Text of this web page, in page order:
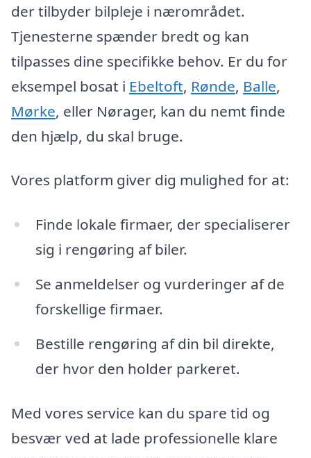
der tilbyder bilpleje i nærområdet.
Tjenesterne spænder bredt og kan
tilpasses dine specifikke behov. Er du for
eksempel bosat i Ebeltoft, Rønde, Balle,
Mørke, eller Nørager, kan du nemt finde
den hjælp, du skal bruge.
Vores platform giver dig mulighed for at:
Finde lokale firmaer, der specialiserer
sig i rengøring af biler.
Se anmeldelser og vurderinger af de
forskellige firmaer.
Bestille rengøring af din bil direkte,
der hvor den holder parkeret.
Med vores service kan du spare tid og
besvær ved at lade professionelle klare